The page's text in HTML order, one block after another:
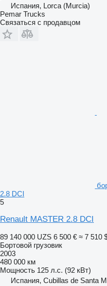
Испания, Lorca (Murcia)
Pemar Trucks
Связаться с продавцом
2.8 DCI
5
Renault MASTER 2.8 DCI
89 140 000 UZS 6 500 € ≈ 7 510
Бортовой грузовик
2003
480 000 км
Мощность 125 л.с. (92 кВт)
Испания, Cubillas de Santa